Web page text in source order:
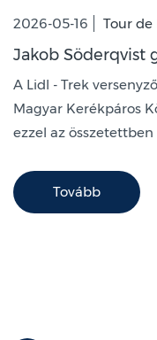
2026-05-16 Tour
Jakob Söderqvist
A Lidl - Trek
Magyar Kerékpáros
ezzel az
Tovább